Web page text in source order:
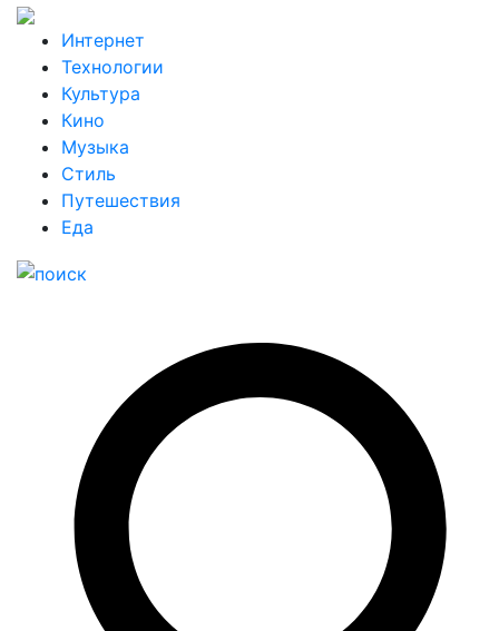
Интернет
Технологии
Культура
Кино
Музыка
Стиль
Путешествия
Еда